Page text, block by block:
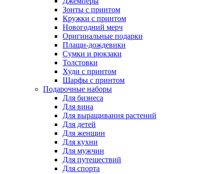
Зонты с принтом
Кружки с принтом
Новогодний мерч
Оригинальные подарки
Плащи-дождевики
Сумки и рюкзаки
Толстовки
Худи с принтом
Шарфы с принтом
Подарочные наборы
Для бизнеса
Для вина
Для выращивания растений
Для детей
Для женщин
Для кухни
Для мужчин
Для путешествий
Для спорта